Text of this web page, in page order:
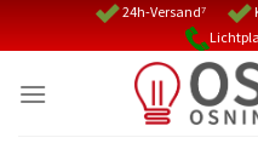
24h-Versand⁷